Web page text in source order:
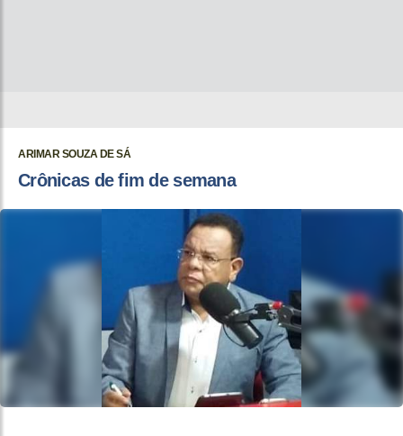
ARIMAR SOUZA DE SÁ
Crônicas de fim de semana